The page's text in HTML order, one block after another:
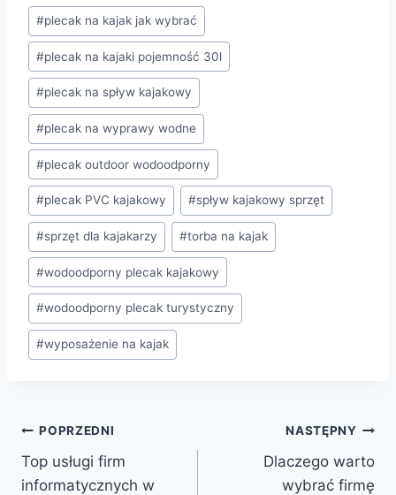
#plecak na kajak jak wybrać
#plecak na kajaki pojemność 30l
#plecak na spływ kajakowy
#plecak na wyprawy wodne
#plecak outdoor wodoodporny
#plecak PVC kajakowy #spływ kajakowy sprzęt
#sprzęt dla kajakarzy #torba na kajak
#wodoodporny plecak kajakowy
#wodoodporny plecak turystyczny
#wyposażenie na kajak
Nawigacja
wpisu
POPRZEDNI
Top usługi firm
informatycznych w
NASTĘPNY
Dlaczego warto
wybrać firmę